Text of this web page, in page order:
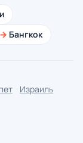
→ Бангкок
Израиль